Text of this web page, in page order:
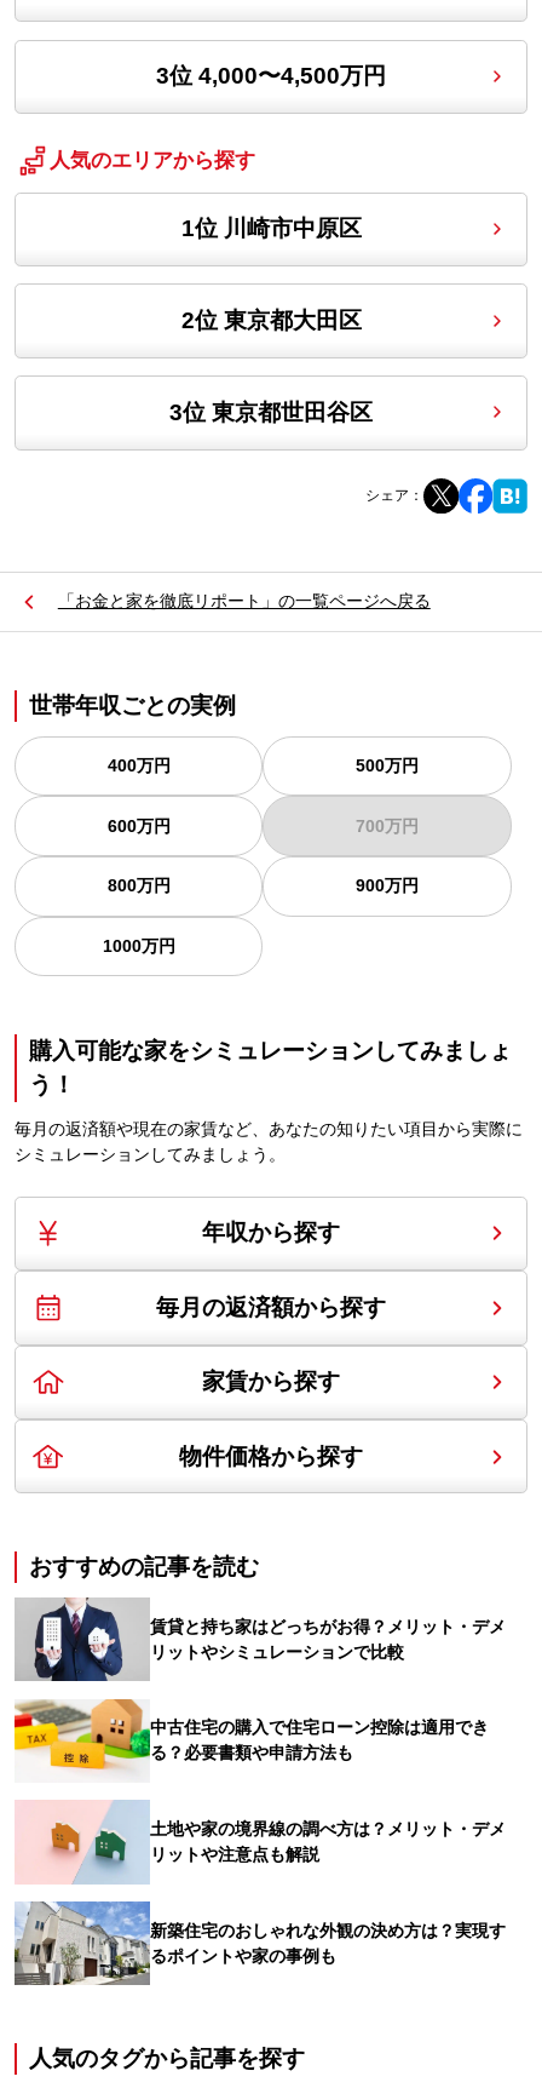
3位 4,000〜4,500万円
人気のエリアから探す
1位 川崎市中原区
2位 東京都大田区
3位 東京都世田谷区
シェア：
「お金と家を徹底リポート」の一覧ページへ戻る
世帯年収ごとの実例
400万円 500万円
600万円 700万円
800万円 900万円
1000万円
購入可能な家をシミュレーションしてみましょ
う！
毎月の返済額や現在の家賃など、あなたの知りたい項目から実際に
シミュレーションしてみましょう。
年収から探す
毎月の返済額から探す
家賃から探す
物件価格から探す
おすすめの記事を読む
賃貸と持ち家はどっちがお得？メリット・デメ
リットやシミュレーションで比較
中古住宅の購入で住宅ローン控除は適用でき
る？必要書類や申請方法も
土地や家の境界線の調べ方は？メリット・デメ
リットや注意点も解説
新築住宅のおしゃれな外観の決め方は？実現す
るポイントや家の事例も
人気のタグから記事を探す